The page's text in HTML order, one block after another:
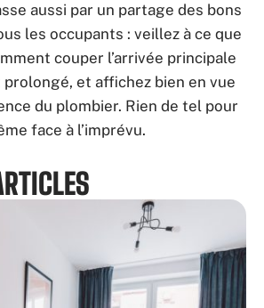
aussi par un partage des bons
les occupants : veillez à ce que
couper l’arrivée principale
prolongé, et affichez bien en vue
du plombier. Rien de tel pour
face à l’imprévu.